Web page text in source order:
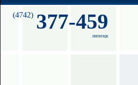
(4742) 377-459
липецк